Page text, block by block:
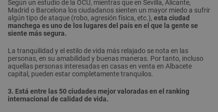
Según un estudio de la OCU, mientras que en Sevilla, Alicante,
Madrid o Barcelona los ciudadanos sienten un mayor miedo a sufrir
algún tipo de ataque (robo, agresión física, etc.), esta ciudad
manchega es uno de los lugares del país en el que la gente se
siente más segura.
La tranquilidad y el estilo de vida más relajado se nota en las
personas, en su amabilidad y buenas maneras. Por tanto, incluso
aquellas personas interesadas en casas en venta en Albacete
capital, pueden estar completamente tranquilos.
3. Está entre las 50 ciudades mejor valoradas en el ranking
internacional de calidad de vida.